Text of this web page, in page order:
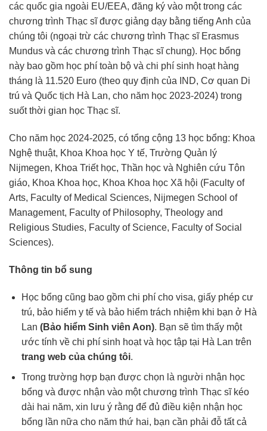
các quốc gia ngoài EU/EEA, đăng ký vào một trong các
chương trình Thạc sĩ được giảng dạy bằng tiếng Anh của
chúng tôi (ngoại trừ các chương trình Thạc sĩ Erasmus
Mundus và các chương trình Thạc sĩ chung). Học bổng
này bao gồm học phí toàn bộ và chi phí sinh hoạt hàng
tháng là 11.520 Euro (theo quy định của IND, Cơ quan Di
trú và Quốc tịch Hà Lan, cho năm học 2023-2024) trong
suốt thời gian học Thạc sĩ.
Cho năm học 2024-2025, có tổng cộng 13 học bổng: Khoa
Nghệ thuật, Khoa Khoa học Y tế, Trường Quản lý
Nijmegen, Khoa Triết học, Thần học và Nghiên cứu Tôn
giáo, Khoa Khoa học, Khoa Khoa học Xã hội (Faculty of
Arts, Faculty of Medical Sciences, Nijmegen School of
Management, Faculty of Philosophy, Theology and
Religious Studies, Faculty of Science, Faculty of Social
Sciences).
Thông tin bổ sung
Học bổng cũng bao gồm chi phí cho visa, giấy phép cư
trú, bảo hiểm y tế và bảo hiểm trách nhiệm khi bạn ở Hà
Lan (Bảo hiểm Sinh viên Aon). Bạn sẽ tìm thấy một
ước tính về chi phí sinh hoạt và học tập tại Hà Lan trên
trang web của chúng tôi.
Trong trường hợp bạn được chọn là người nhận học
bổng và được nhận vào một chương trình Thạc sĩ kéo
dài hai năm, xin lưu ý rằng để đủ điều kiện nhận học
bổng lần nữa cho năm thứ hai, bạn cần phải đỗ tất cả